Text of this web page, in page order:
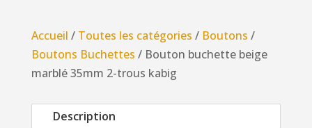
marblé
35mm
2-
trous
kabig
Accueil / Toutes les catégories / Boutons /
Boutons Buchettes / Bouton buchette beige
marblé 35mm 2-trous kabig
Description